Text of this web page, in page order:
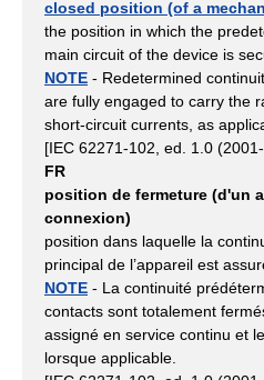
closed position (of a
the position in which the
main circuit of the device is
NOTE - Redetermined
are fully engaged to carry the
short-circuit currents, as
[IEC 62271-102, ed. 1.0
FR
position de fermeture (d'un
connexion)
position dans laquelle la
principal de l’appareil est
NOTE - La continuité
contacts sont totalement
assigné en service continu et
lorsque applicable.